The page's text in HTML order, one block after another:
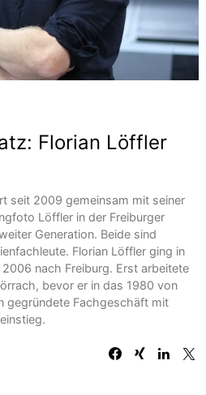
Florian Löffler
seit 2009 gemeinsam mit seiner
Löffler in der Freiburger
Generation. Beide sind
Florian Löffler ging in
nach Freiburg. Erst arbeitete
bevor er in das 1980 von
gegründete Fachgeschäft mit